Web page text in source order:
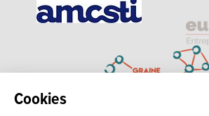
Cookies